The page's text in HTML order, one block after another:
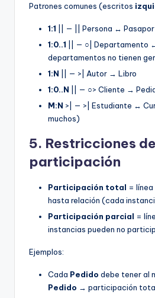
Patrones comunes (escritos
1:1 || — || Persona ↔
1:0..1 || — ○| Departamento
departamentos no tienen
1:N || — >| Autor → Libro
1:0..N || — ○> Cliente →
M:N >| — >| Estudiante ↔
muchos)
5. Restricciones de
participación
Participación total =
hasta relación (cada
Participación parcial =
instancias pueden no
Ejemplos:
Cada Pedido debe tener al
Pedido → participación